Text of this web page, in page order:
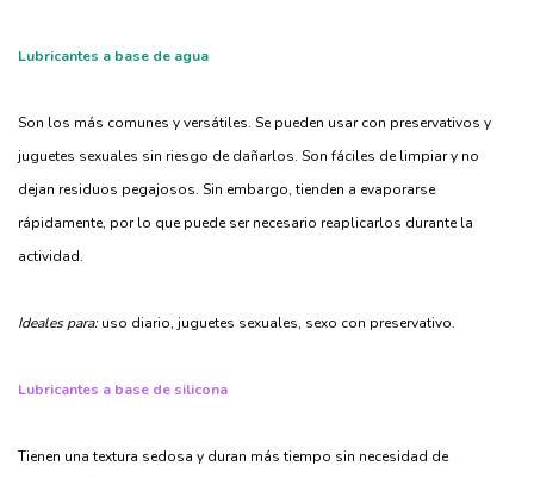
Lubricantes a base de agua
Son los más comunes y versátiles. Se pueden usar con preservativos y
juguetes sexuales sin riesgo de dañarlos. Son fáciles de limpiar y no
dejan residuos pegajosos. Sin embargo, tienden a evaporarse
rápidamente, por lo que puede ser necesario reaplicarlos durante la
actividad.
Ideales para:uso diario, juguetes sexuales, sexo con preservativo.
Lubricantes a base de silicona
Tienen una textura sedosa y duran más tiempo sin necesidad de